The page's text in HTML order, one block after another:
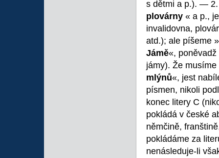
s dětmi a p.). —
plovárny « a p.,
invalidovna,
atd.); ale píšeme »
Jámě«,
jámy). Že musíme
mlýnů«, jest
písmen, nikoli
konec litery C
pokládá v české
němčině,
pokládáme za
nenásleduje-li